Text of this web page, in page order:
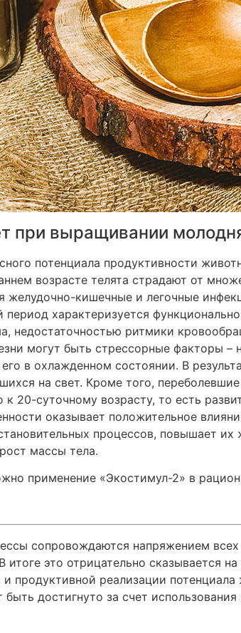
при выращивании
потенциала продуктивности
возрасте телята страдают от
желудочно-кишечные и легочные
характеризуется
недостаточностью ритмики
могут быть стрессорные факторы
в охлажденном состоянии. В
на свет. Кроме того,
к 20-суточному возрасту, то есть
оказывает положительное
процессов, повышает
массы тела.
применение «Экостимул-2» в
сопровождаются напряжением
итоге это отрицательно сказывается
и продуктивной реализации
достигнуто за счет